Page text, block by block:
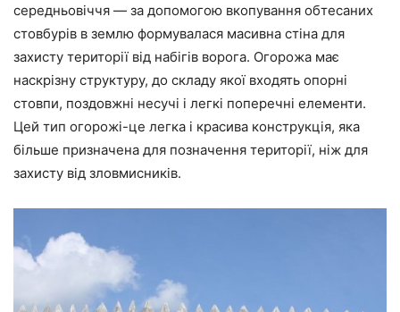
середньовіччя — за допомогою вкопування обтесаних
стовбурів в землю формувалася масивна стіна для
захисту території від набігів ворога. Огорожа має
наскрізну структуру, до складу якої входять опорні
стовпи, поздовжні несучі і легкі поперечні елементи.
Цей тип огорожі-це легка і красива конструкція, яка
більше призначена для позначення території, ніж для
захисту від зловмисників.